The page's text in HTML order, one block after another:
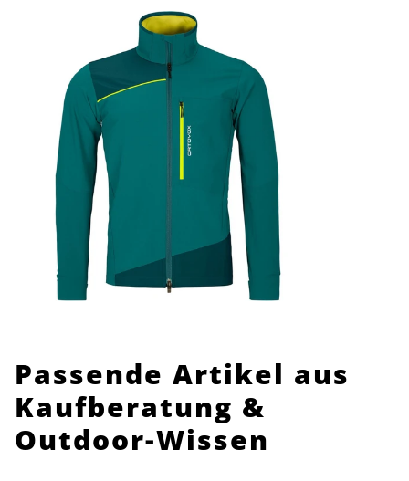
Passende Artikel aus
Kaufberatung &
Outdoor-Wissen